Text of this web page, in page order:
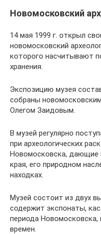
Новомосковский
14 мая 1999 г. открыл
новомосковский
которого насчитывают
хранения.
Экспозицию музея
собраны
Олегом Заидовым.
В музей регулярно
при археологических
Новомосковска, дающие
края, его природном
находках.
Музей состоит из двух
содержит экспонаты,
периода Новомосковска,
времен.